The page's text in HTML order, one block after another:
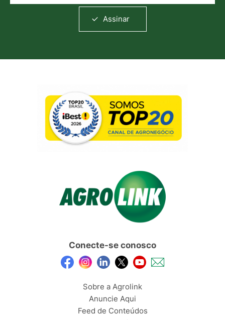
Assinar
Conecte-se conosco
Sobre a Agrolink
Anuncie Aqui
Feed de Conteúdos